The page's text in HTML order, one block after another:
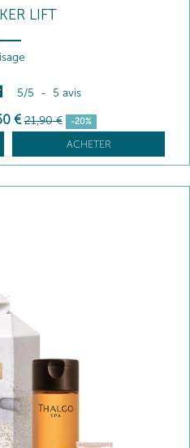
LIFT
5/5 - 5 avis
€ 21,90 € -20%
ACHETER